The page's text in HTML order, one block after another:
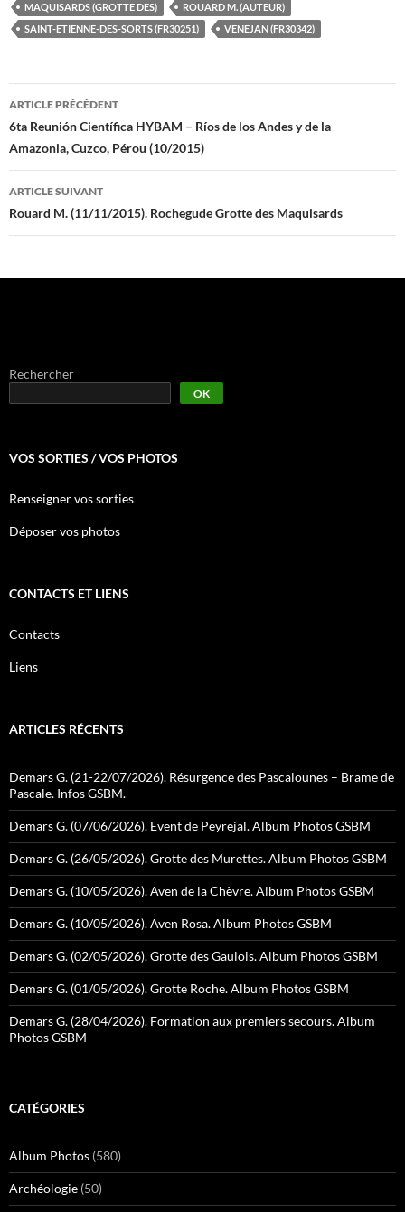
MAQUISARDS (GROTTE DES)
ROUARD M. (AUTEUR)
SAINT-ETIENNE-DES-SORTS (FR30251)
VENEJAN (FR30342)
Navigation
des
articles
ARTICLE PRÉCÉDENT
6ta Reunión Científica HYBAM – Ríos de los Andes y de la
Amazonia, Cuzco, Pérou (10/2015)
ARTICLE SUIVANT
Rouard M. (11/11/2015). Rochegude Grotte des Maquisards
Rechercher
OK
VOS SORTIES / VOS PHOTOS
Renseigner vos sorties
Déposer vos photos
CONTACTS ET LIENS
Contacts
Liens
ARTICLES RÉCENTS
Demars G. (21-22/07/2026). Résurgence des Pascalounes – Brame de
Pascale. Infos GSBM.
Demars G. (07/06/2026). Event de Peyrejal. Album Photos GSBM
Demars G. (26/05/2026). Grotte des Murettes. Album Photos GSBM
Demars G. (10/05/2026). Aven de la Chèvre. Album Photos GSBM
Demars G. (10/05/2026). Aven Rosa. Album Photos GSBM
Demars G. (02/05/2026). Grotte des Gaulois. Album Photos GSBM
Demars G. (01/05/2026). Grotte Roche. Album Photos GSBM
Demars G. (28/04/2026). Formation aux premiers secours. Album
Photos GSBM
CATÉGORIES
Album Photos (580)
Archéologie (50)